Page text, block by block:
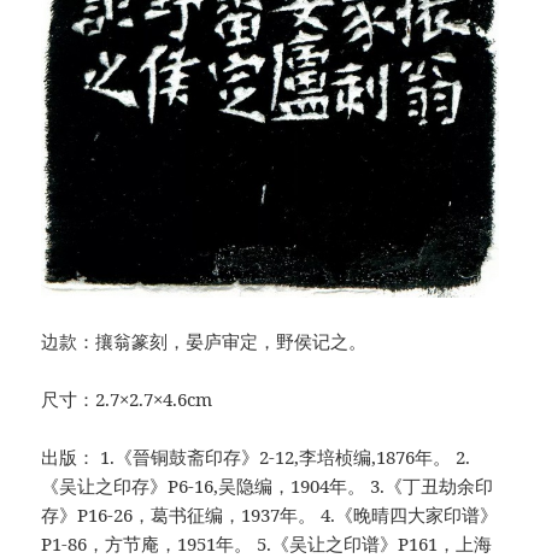
边款：攘翁篆刻，晏庐审定，野侯记之。
尺寸：2.7×2.7×4.6cm
出版： 1.《晉铜鼓斋印存》2-12,李培桢编,1876年。 2.
《吴让之印存》P6-16,吴隐编，1904年。 3.《丁丑劫余印
存》P16-26，葛书征编，1937年。 4.《晚晴四大家印谱》
P1-86，方节庵，1951年。 5.《吴让之印谱》P161，上海